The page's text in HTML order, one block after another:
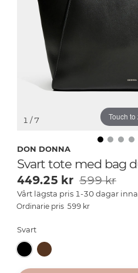
Touch to
1 / 7
DON DONNA
Svart tote med bag
599 kr
449.25 kr 599 kr
Vårt lägsta pris 1-30 dagar
Svart